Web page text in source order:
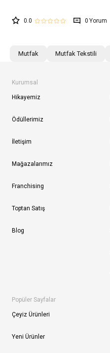
0.0 0
Mutfak Mutfak Tekstili
Kurumsal
Hikayemiz
Ödüllerimiz
İletişim
Mağazalarımız
Franchising
Toptan Satış
Blog
Popüler Sayfalar
Çeyiz Ürünleri
Yeni Ürünler